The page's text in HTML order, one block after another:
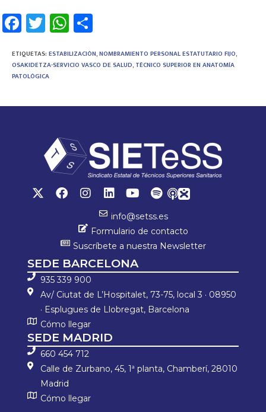
Fa
ce
b
o
ok
T
wi
tt
er
W
h
at
p
m
ar
ETIQUETAS: ESTABILIZACIÓN,NOMBRAMIENTO PERSONAL ESTATUTARIO FIJO,
OSAKIDETZA-SERVICIO VASCO DE SALUD, TÉCNICO SUPERIOR EN ANATOMÍA
PATOLÓGICA
info@setss.es
Formulario de contacto
Suscríbete a nuestra Newsletter
SEDE BARCELONA
935 339 900
Av/ Ciutat de L’Hospitalet, 73-75, local 3 · 08950
· Esplugues de Llobregat, Barcelona
Cómo llegar
SEDE MADRID
660 454 712
Calle de Zurbano, 45, 1ª planta, Chamberí, 28010
Madrid
Cómo llegar